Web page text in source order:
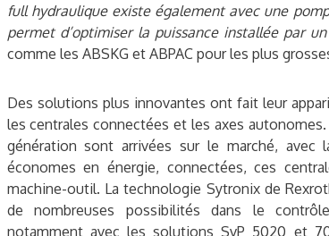
full hydraulique existe également avec une
permet d’optimiser la puissance installée par
comme les ABSKG et ABPAC pour les plus
Des solutions plus innovantes ont fait leur
les centrales connectées et les axes
génération sont arrivées sur le marché, avec
économes en énergie, connectées, ces
machine-outil. La technologie Sytronix de
de nombreuses possibilités dans le
notamment avec les solutions SvP 5020 et